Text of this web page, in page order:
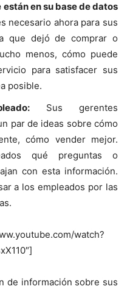
en su base de datos
necesario ahora para sus
que dejó de comprar o
menos, cómo puede
para satisfacer sus
posible.
Sus gerentes
par de ideas sobre cómo
cómo vender mejor.
qué preguntas o
con esta información.
a los empleados por las
watch?
de información sobre sus